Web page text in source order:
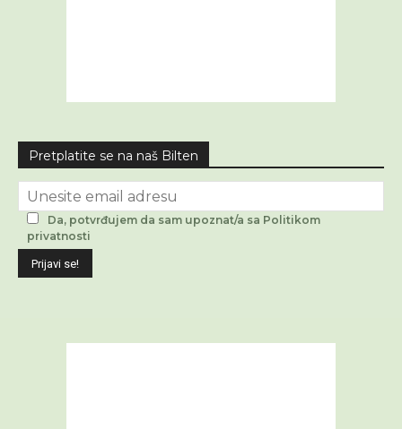
Pretplatite se na naš Bilten
Da, potvrđujem da sam upoznat/a sa Politikom
privatnosti